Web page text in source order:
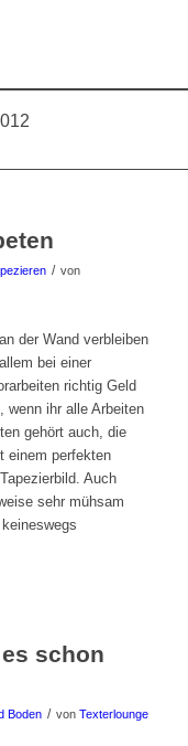
/ von
der Wand verbleiben
bei einer
richtig Geld
wenn ihr alle Arbeiten
gehört auch, die
einem perfekten
Auch
sehr mühsam
schon
Boden / von Texterlounge